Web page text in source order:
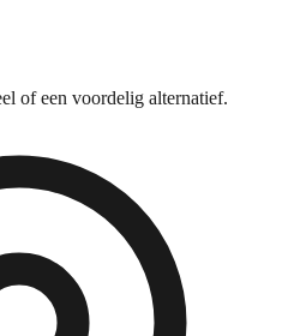
of een voordelig alternatief.